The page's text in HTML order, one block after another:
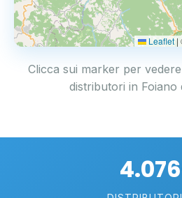
Leaflet |
Clicca sui marker per
distributori in Foiano